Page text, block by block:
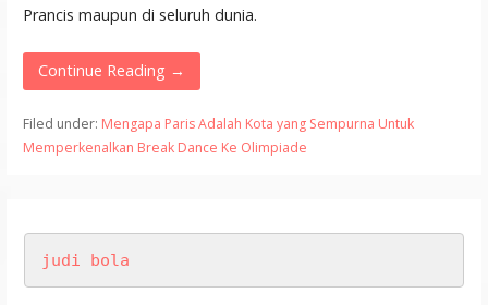
Prancis maupun di seluruh dunia.
Continue Reading →
Filed under: Mengapa Paris Adalah Kota yang Sempurna Untuk
Memperkenalkan Break Dance Ke Olimpiade
judi bola